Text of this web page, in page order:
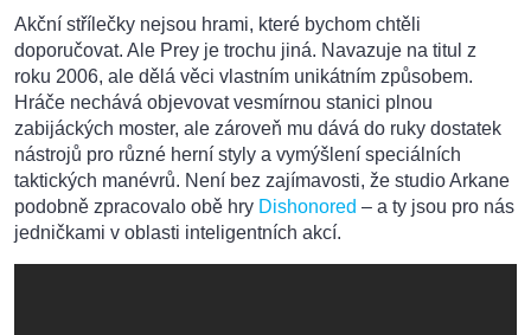
Akční střílečky nejsou hrami, které bychom chtěli
doporučovat. Ale Prey je trochu jiná. Navazuje na titul z
roku 2006, ale dělá věci vlastním unikátním způsobem.
Hráče nechává objevovat vesmírnou stanici plnou
zabijáckých moster, ale zároveň mu dává do ruky dostatek
nástrojů pro různé herní styly a vymýšlení speciálních
taktických manévrů. Není bez zajímavosti, že studio Arkane
podobně zpracovalo obě hry Dishonored – a ty jsou pro nás
jedničkami v oblasti inteligentních akcí.